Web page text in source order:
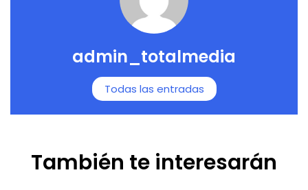
admin_totalmedia
Todas las entradas
También te interesarán